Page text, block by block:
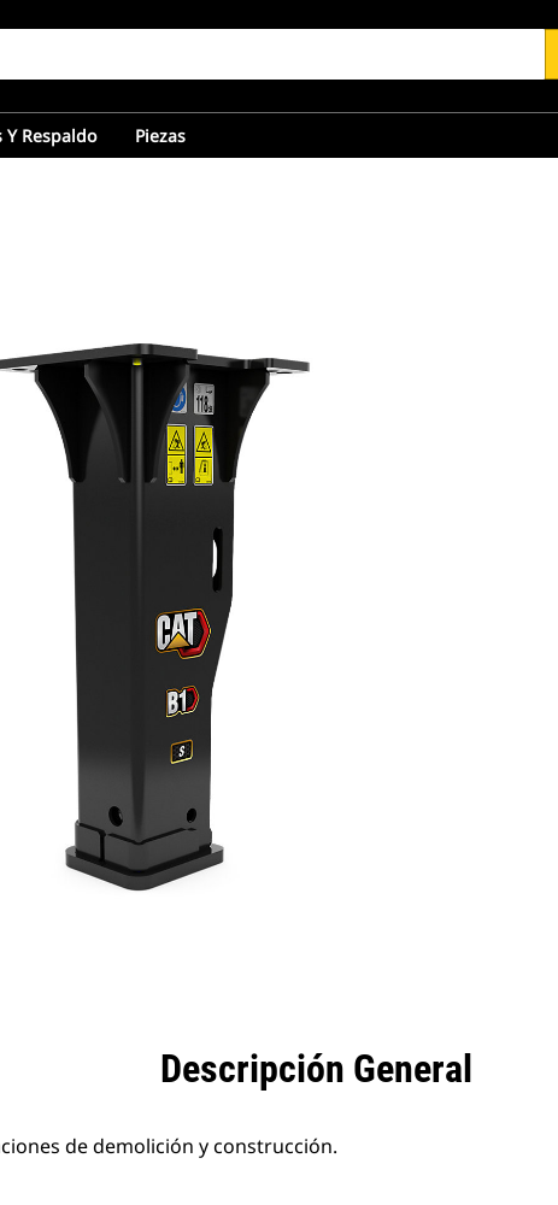
Y Respaldo Piezas
Descripción General
de demolición y construcción.